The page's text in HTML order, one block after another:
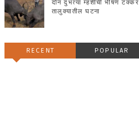
दोन दुभत्या म्हशींची भीषण
तालुक्यातील घटना
RECENT POPULAR